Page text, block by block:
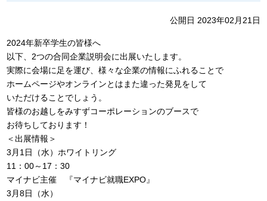
公開日 2023年02月21日
2024年新卒学生の皆様へ
以下、2つの合同企業説明会に出展いたします。
実際に会場に足を運び、様々な企業の情報にふれることで
ホームページやオンラインとはまた違った発見をして
いただけることでしょう。
皆様のお越しをみすずコーポレーションのブースで
お待ちしております！
＜出展情報＞
3月1日（水）ホワイトリング
11：00～17：30
マイナビ主催 『マイナビ就職EXPO』
3月8日（水）